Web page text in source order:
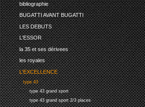
bibliographie
BUGATTI AVANT BUGATTI
LES DEBUTS
L'ESSOR
la 35 et ses dérivees
les royales
L'EXCELLENCE
type 43
type 43 grand sport
type 43 grand sport 2/3 places